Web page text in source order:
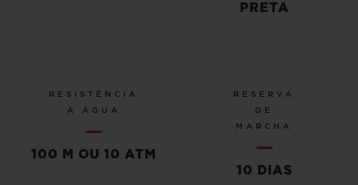
PRETA
RESISTÊNCIA
À ÁGUA
100 M OU 10 ATM
RESERVA
DE
MARCHA
10 DIAS